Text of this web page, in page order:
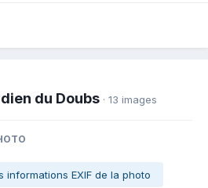
du Doubs · 13 images
informations EXIF de la photo